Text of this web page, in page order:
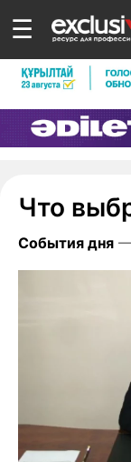
☰
Что
События дня —